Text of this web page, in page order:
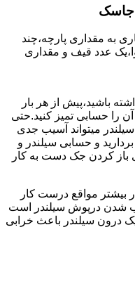
جاسک
به مقداری پارچه،چند
عدد قیف و مقداری
باشید،پیش از هر بار
را حسابی تمیز کنید.حتی
میتواند آسیب جدی
و حسابی سیلندر و
باز کردن جک دست به کار
بیشتر مواقع درست کار
شدن درپوش سیلندر است
درون سیلندر باعث خرابی